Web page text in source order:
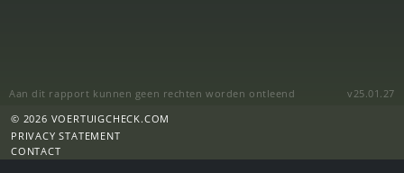
Aan dit rapport kunnen geen rechten worden ontleend
v25.01.27
© 2026 VOERTUIGCHECK.COM
PRIVACY STATEMENT
CONTACT